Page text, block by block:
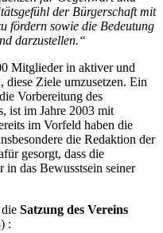
der Bürgerschaft mit
fördern sowie die Bedeutung
darzustellen.“
Mitglieder in aktiver und
diese Ziele umzusetzen. Ein
Vorbereitung des
ist im Jahre 2003 mit
im Vorfeld haben die
die Redaktion der
gesorgt, dass die
in das Bewusstsein seiner
Satzung des Vereins
: